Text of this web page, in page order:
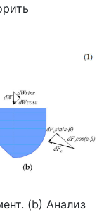
(b) Анализ